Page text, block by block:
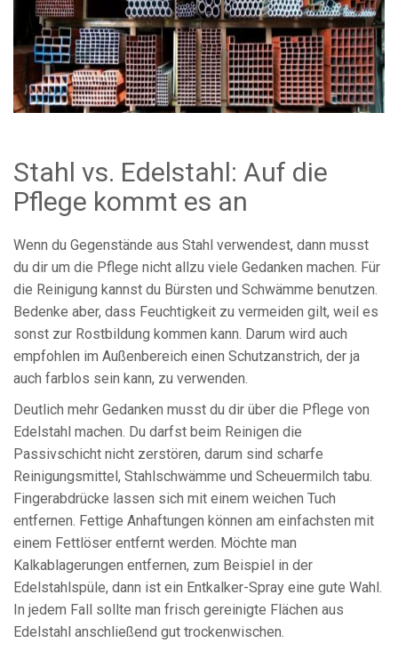
Stahl vs. Edelstahl: Auf die
Pflege kommt es an
Wenn du Gegenstände aus Stahl verwendest, dann musst
du dir um die Pflege nicht allzu viele Gedanken machen. Für
die Reinigung kannst du Bürsten und Schwämme benutzen.
Bedenke aber, dass Feuchtigkeit zu vermeiden gilt, weil es
sonst zur Rostbildung kommen kann. Darum wird auch
empfohlen im Außenbereich einen Schutzanstrich, der ja
auch farblos sein kann, zu verwenden.
Deutlich mehr Gedanken musst du dir über die Pflege von
Edelstahl machen. Du darfst beim Reinigen die
Passivschicht nicht zerstören, darum sind scharfe
Reinigungsmittel, Stahlschwämme und Scheuermilch tabu.
Fingerabdrücke lassen sich mit einem weichen Tuch
entfernen. Fettige Anhaftungen können am einfachsten mit
einem Fettlöser entfernt werden. Möchte man
Kalkablagerungen entfernen, zum Beispiel in der
Edelstahlspüle, dann ist ein Entkalker-Spray eine gute Wahl.
In jedem Fall sollte man frisch gereinigte Flächen aus
Edelstahl anschließend gut trockenwischen.